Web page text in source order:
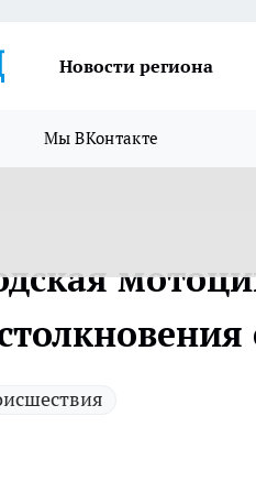
Новости региона
Мы ВКонтакте